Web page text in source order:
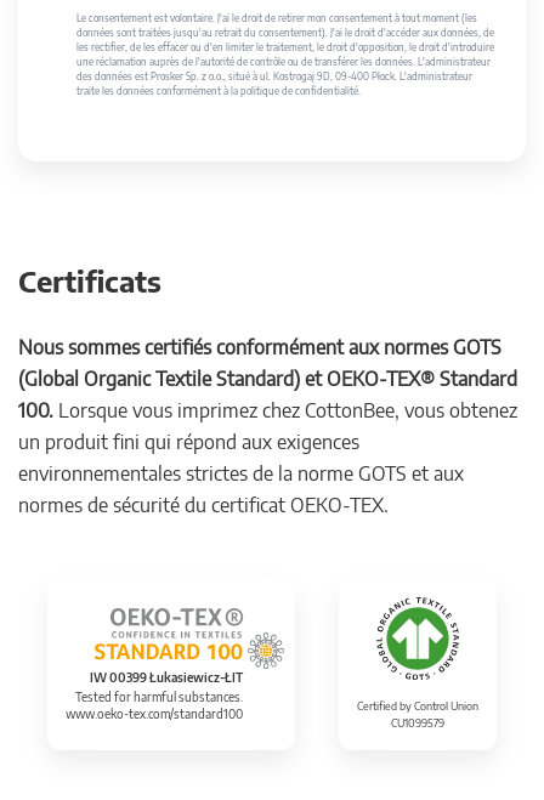
Le consentement est volontaire. J'ai le droit de retirer mon consentement à tout moment (les
données sont traitées jusqu'au retrait du consentement). J'ai le droit d'accéder aux données, de
les rectifier, de les effacer ou d'en limiter le traitement, le droit d'opposition, le droit d'introduire
une réclamation auprès de l'autorité de contrôle ou de transférer les données. L'administrateur
des données est Prosker Sp. z o.o., situé à ul. Kostrogaj 9D, 09-400 Płock. L'administrateur
traite les données conformément à la politique de confidentialité.
Certificats
Nous sommes certifiés conformément aux normes GOTS
(Global Organic Textile Standard) et OEKO-TEX® Standard
100. Lorsque vous imprimez chez CottonBee, vous obtenez
un produit fini qui répond aux exigences
environnementales strictes de la norme GOTS et aux
normes de sécurité du certificat OEKO-TEX.
IW 00399 Łukasiewicz-ŁIT
Tested for harmful substances.
www.oeko-tex.com/standard100
Certified by Control Union
CU1099579